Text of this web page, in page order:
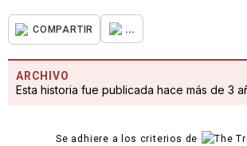
COMPARTIR ...
ARCHIVO
Esta historia fue publicada hace más de 3
Se adhiere a los criterios de